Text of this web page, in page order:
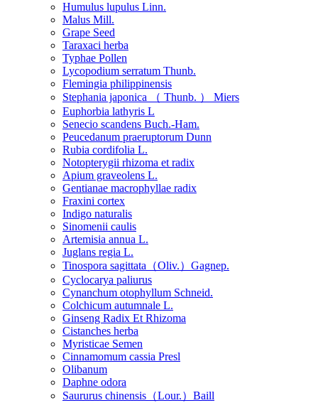
Humulus lupulus Linn.
Malus Mill.
Grape Seed
Taraxaci herba
Typhae Pollen
Lycopodium serratum Thunb.
Flemingia philippinensis
Stephania japonica （ Thunb. ） Miers
Euphorbia lathyris L
Senecio scandens Buch.-Ham.
Peucedanum praeruptorum Dunn
Rubia cordifolia L.
Notopterygii rhizoma et radix
Apium graveolens L.
Gentianae macrophyllae radix
Fraxini cortex
Indigo naturalis
Sinomenii caulis
Artemisia annua L.
Juglans regia L.
Tinospora sagittata（Oliv.）Gagnep.
Cyclocarya paliurus
Cynanchum otophyllum Schneid.
Colchicum autumnale L.
Ginseng Radix Et Rhizoma
Cistanches herba
Myristicae Semen
Cinnamomum cassia Presl
Olibanum
Daphne odora
Saururus chinensis（Lour.）Baill